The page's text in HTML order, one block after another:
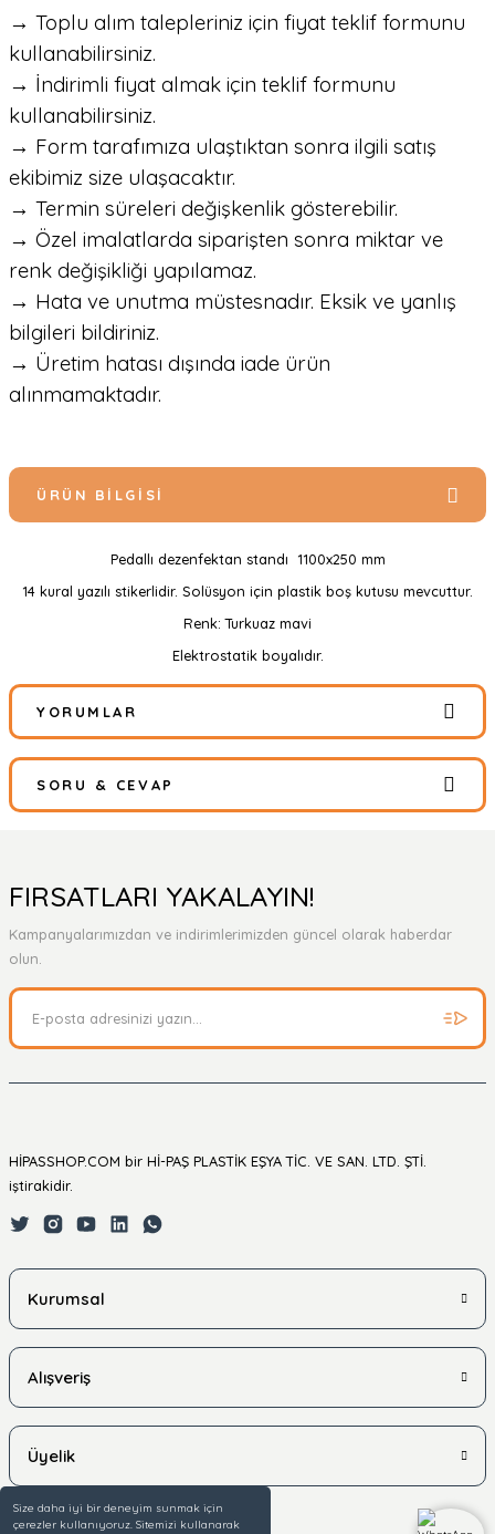
Size daha iyi bir deneyim sunmak için
çerezler kullanıyoruz. Sitemizi kullanarak
→ Toplu alım talepleriniz için fiyat teklif formunu
kullanabilirsiniz.
→ İndirimli fiyat almak için teklif formunu
kullanabilirsiniz.
→ Form tarafımıza ulaştıktan sonra ilgili satış
ekibimiz size ulaşacaktır.
→ Termin süreleri değişkenlik gösterebilir.
→ Özel imalatlarda siparişten sonra miktar ve
renk değişikliği yapılamaz.
→ Hata ve unutma müstesnadır. Eksik ve yanlış
bilgileri bildiriniz.
→ Üretim hatası dışında iade ürün
alınmamaktadır.
ÜRÜN BILGISI
Pedallı dezenfektan standı 1100x250 mm
14 kural yazılı stikerlidir. Solüsyon için plastik boş kutusu mevcuttur.
Renk: Turkuaz mavi
Elektrostatik boyalıdır.
YORUMLAR
Bu ürüne ilk yorumu siz yapın!
Yorum Yaz
SORU & CEVAP
Ürün hakkında henüz soru sorulmamış.
FIRSATLARI YAKALAYIN!
Kampanyalarımızdan ve indirimlerimizden güncel olarak haberdar
olun.
HİPASSHOP.COM bir Hİ-PAŞ PLASTİK EŞYA TİC. VE SAN. LTD. ŞTİ.
iştirakidir.
Kurumsal
Alışveriş
Üyelik